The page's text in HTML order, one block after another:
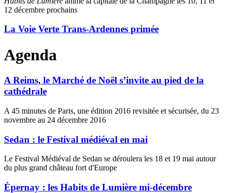
12 décembre prochains
La Voie Verte Trans-Ardennes primée
Agenda
A Reims, le Marché de Noël s’invite au pied de la
cathédrale
A 45 minutes de Paris, une édition 2016 revisitée et sécurisée, du 23
novembre au 24 décembre 2016
Sedan : le Festival médiéval en mai
Le Festival Médiéval de Sedan se déroulera les 18 et 19 mai autour
du plus grand château fort d'Europe
Épernay : les Habits de Lumière mi-décembre